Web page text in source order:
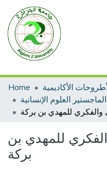
Home
للمهدي بن
بركة